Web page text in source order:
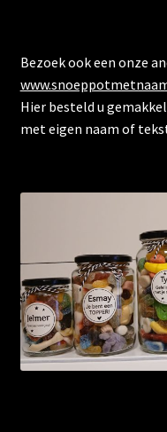
Bezoek ook een onze
Hier besteld u
met eigen naam of